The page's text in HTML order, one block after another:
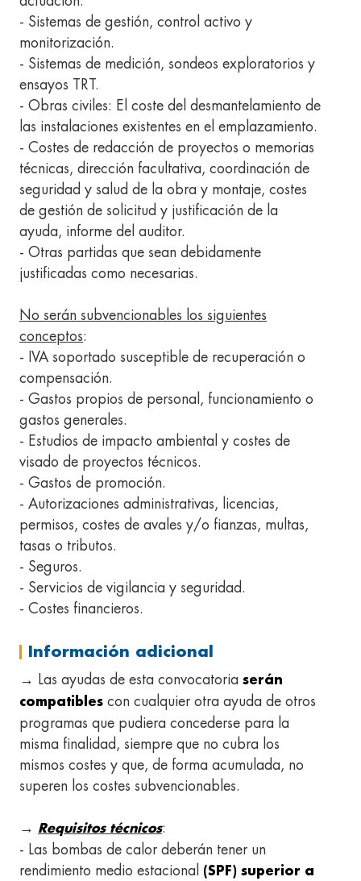
- Sistemas de gestión, control activo y
monitorización.
- Sistemas de medición, sondeos exploratorios y
ensayos TRT.
- Obras civiles: El coste del desmantelamiento de
las instalaciones existentes en el emplazamiento.
- Costes de redacción de proyectos o memorias
técnicas, dirección facultativa, coordinación de
seguridad y salud de la obra y montaje, costes
de gestión de solicitud y justificación de la
ayuda, informe del auditor.
- Otras partidas que sean debidamente
justificadas como necesarias.
No serán subvencionables los siguientes
conceptos:
- IVA soportado susceptible de recuperación o
compensación.
- Gastos propios de personal, funcionamiento o
gastos generales.
- Estudios de impacto ambiental y costes de
visado de proyectos técnicos.
- Gastos de promoción.
- Autorizaciones administrativas, licencias,
permisos, costes de avales y/o fianzas, multas,
tasas o tributos.
- Seguros.
- Servicios de vigilancia y seguridad.
- Costes financieros.
Información adicional
→ Las ayudas de esta convocatoria serán
compatibles con cualquier otra ayuda de otros
programas que pudiera concederse para la
misma finalidad, siempre que no cubra los
mismos costes y que, de forma acumulada, no
superen los costes subvencionables.
→ Requisitos técnicos:
- Las bombas de calor deberán tener un
rendimiento medio estacional
(SPF) superior a